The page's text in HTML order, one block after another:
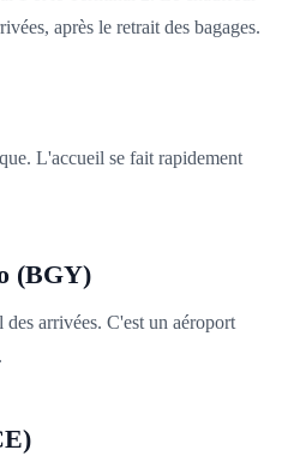
après le retrait des bagages.
L'accueil se fait rapidement
(BGY)
arrivées. C'est un aéroport